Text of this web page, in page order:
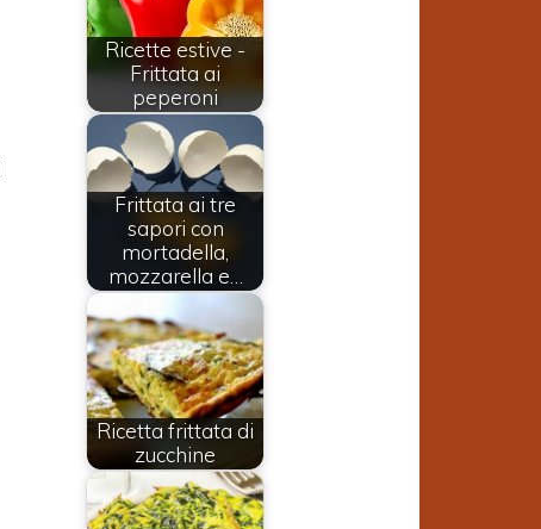
Ricette estive -
Frittata ai
peperoni
Frittata ai tre
sapori con
mortadella,
mozzarella e…
Ricetta frittata di
zucchine